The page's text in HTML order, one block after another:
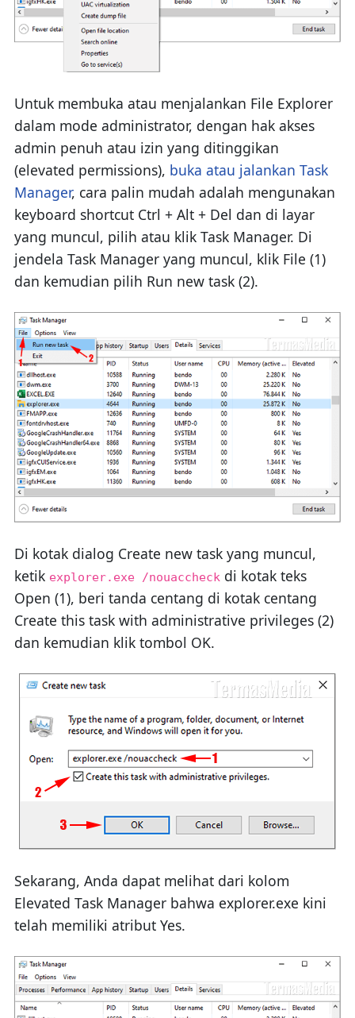
Untuk membuka atau menjalankan File Explorer
dalam mode administrator, dengan hak akses
admin penuh atau izin yang ditinggikan
(elevated permissions), buka atau jalankan Task
Manager, cara palin mudah adalah mengunakan
keyboard shortcut Ctrl + Alt + Del dan di layar
yang muncul, pilih atau klik Task Manager. Di
jendela Task Manager yang muncul, klik File (1)
dan kemudian pilih Run new task (2).
Di kotak dialog Create new task yang muncul,
ketik explorer.exe /nouaccheckdi kotak teks
Open (1), beri tanda centang di kotak centang
Create this task with administrative privileges (2)
dan kemudian klik tombol OK.
Sekarang, Anda dapat melihat dari kolom
Elevated Task Manager bahwa explorer.exe kini
telah memiliki atribut Yes.